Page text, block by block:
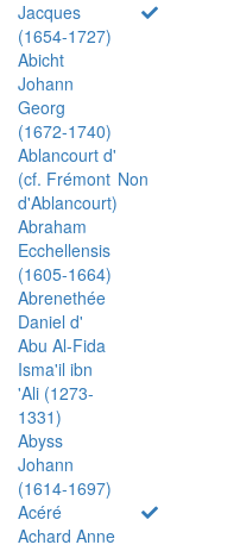
Jacques
(1654-1727)
Abicht
Johann
Georg
(1672-1740)
Ablancourt d'
(cf. Frémont
d'Ablancourt)
Non
Abraham
Ecchellensis
(1605-1664)
Abrenethée
Daniel d'
Abu Al-Fida
Isma'il ibn
'Ali (1273-
1331)
Abyss
Johann
(1614-1697)
Acéré
Achard Anne